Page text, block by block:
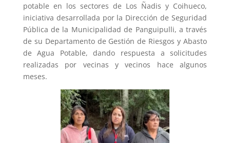
potable en los sectores de Los Ñadis y Coihueco,
iniciativa desarrollada por la Dirección de Seguridad
Pública de la Municipalidad de Panguipulli, a través
de su Departamento de Gestión de Riesgos y Abasto
de Agua Potable, dando respuesta a solicitudes
realizadas por vecinas y vecinos hace algunos
meses.